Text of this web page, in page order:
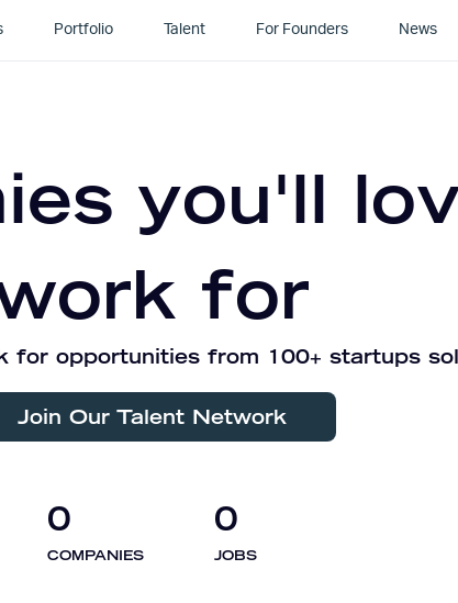
Portfolio Talent For Founders News
you'll
for
for opportunities from 100+ startups
Join Our Talent Network
0
COMPANIES
0
JOBS